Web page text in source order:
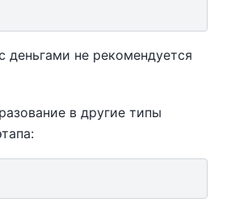
деньгами не рекомендуется
в другие типы